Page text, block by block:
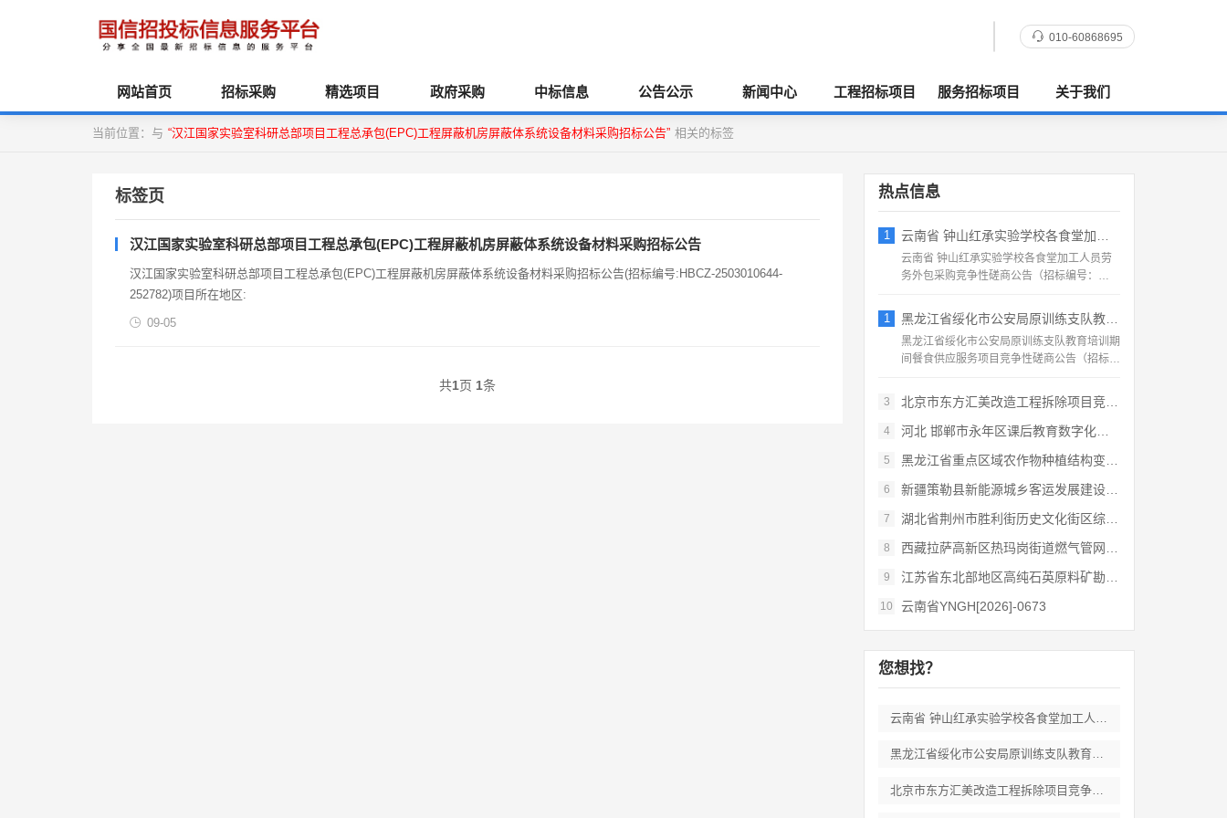
010-60868695
网站首页 招标采购 精选项目 政府采购 中标信息 公告公示 新闻中心 工程招标项目 服务招标项目 关于我们
当前位置：与 “汉江国家实验室科研总部项目工程总承包(EPC)工程屏蔽机房屏蔽体系统设备材料采购招标公告” 相关的标签
标签页
汉江国家实验室科研总部项目工程总承包(EPC)工程屏蔽机房屏蔽体系统设备材料采购招标公告
汉江国家实验室科研总部项目工程总承包(EPC)工程屏蔽机房屏蔽体系统设备材料采购招标公告(招标编号:HBCZ-2503010644-
252782)项目所在地区:
09-05
共1页 1条
热点信息
1 云南省 钟山红承实验学校各食堂加工人员劳
云南省 钟山红承实验学校各食堂加工人员劳
务外包采购竞争性磋商公告（招标编号：
1 黑龙江省绥化市公安局原训练支队教育培训期
黑龙江省绥化市公安局原训练支队教育培训期
间餐食供应服务项目竞争性磋商公告（招标编
3
北京市东方汇美改造工程拆除项目竞争性磋商
4 河北 邯郸市永年区课后教育数字化管理平台
5 黑龙江省重点区域农作物种植结构变化遥感
6 新疆策勒县新能源城乡客运发展建设项目
7 湖北省荆州市胜利街历史文化街区综合开发和
8 西藏拉萨高新区热玛岗街道燃气管网全覆盖延
9 江苏省东北部地区高纯石英原料矿勘查岩心钻
10 云南省YNGH[2026]-0673
您想找？
云南省 钟山红承实验学校各食堂加工人员劳
黑龙江省绥化市公安局原训练支队教育培训期